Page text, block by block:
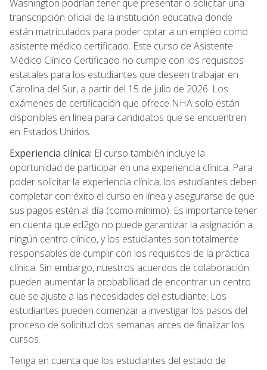
Washington podrían tener que presentar o solicitar una
transcripción oficial de la institución educativa donde
están matriculados para poder optar a un empleo como
asistente médico certificado. Este curso de Asistente
Médico Clínico Certificado no cumple con los requisitos
estatales para los estudiantes que deseen trabajar en
Carolina del Sur, a partir del 15 de julio de 2026. Los
exámenes de certificación que ofrece NHA solo están
disponibles en línea para candidatos que se encuentren
en Estados Unidos.
Experiencia clínica: El curso también incluye la
oportunidad de participar en una experiencia clínica. Para
poder solicitar la experiencia clínica, los estudiantes deben
completar con éxito el curso en línea y asegurarse de que
sus pagos estén al día (como mínimo). Es importante tener
en cuenta que ed2go no puede garantizar la asignación a
ningún centro clínico, y los estudiantes son totalmente
responsables de cumplir con los requisitos de la práctica
clínica. Sin embargo, nuestros acuerdos de colaboración
pueden aumentar la probabilidad de encontrar un centro
que se ajuste a las necesidades del estudiante. Los
estudiantes pueden comenzar a investigar los pasos del
proceso de solicitud dos semanas antes de finalizar los
cursos.
Tenga en cuenta que los estudiantes del estado de